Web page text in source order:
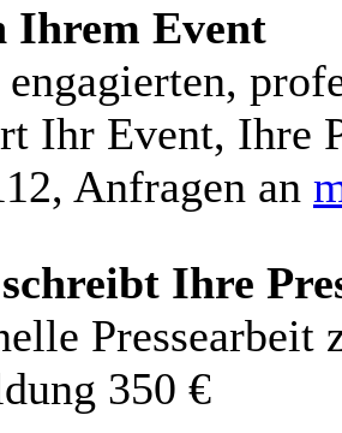
Ihrem Event
Ihr Event, Ihre
Anfragen an
Ihre
Pressearbeit
350 €